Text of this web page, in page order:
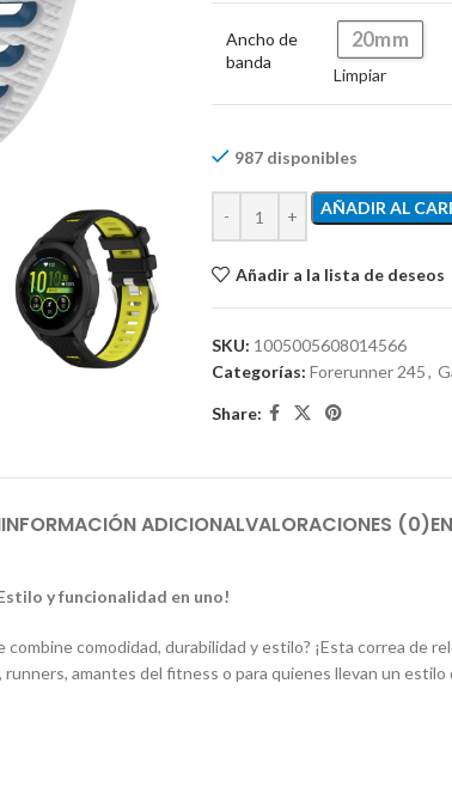
Ancho de
banda
20mm
Limpiar
987 disponibles
AÑADIR AL
Añadir a la lista de deseos
SKU: 1005005608014566
Categorías: Forerunner 245,
Share:
INFORMACIÓN ADICIONALVALORACIONES (0)
y funcionalidad en uno!
comodidad, durabilidad y estilo? ¡Esta correa de
amantes del fitness o para quienes llevan un